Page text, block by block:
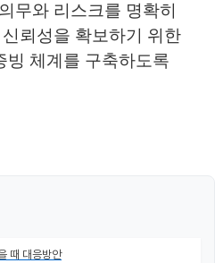
무와 리스크를 명확히
뢰성을 확보하기 위한
빙 체계를 구축하도록
때 대응방안